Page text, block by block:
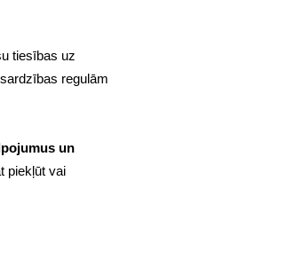
tiesības uz
regulām
un
piekļūt vai